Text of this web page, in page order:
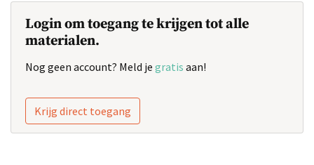
Login om toegang te krijgen tot alle
materialen.
Nog geen account? Meld je gratis aan!
Krijg direct toegang